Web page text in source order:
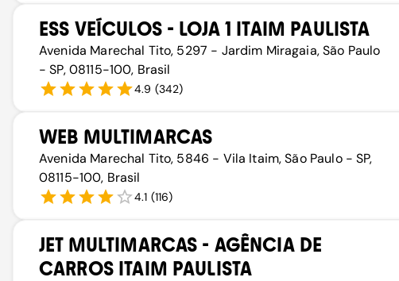
ESS VEÍCULOS - LOJA 1 ITAIM PAULISTA
Avenida Marechal Tito, 5297 - Jardim Miragaia, São Paulo
- SP, 08115-100, Brasil
4.9 (342)
WEB MULTIMARCAS
Avenida Marechal Tito, 5846 - Vila Itaim, São Paulo - SP,
08115-100, Brasil
4.1 (116)
JET MULTIMARCAS - AGÊNCIA DE
CARROS ITAIM PAULISTA